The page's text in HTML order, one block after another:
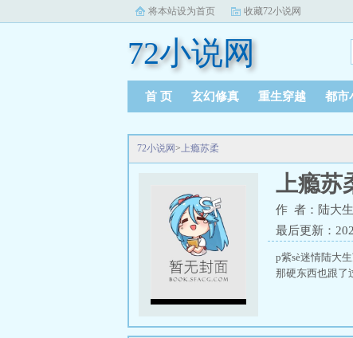
将本站设为首页 收藏72小说网
72小说网
首 页 玄幻修真 重生穿越 都市
72小说网>上瘾苏柔
上瘾苏
作 者：陆大
最后更新：
p紫sè迷情陆大
那硬东西也跟了